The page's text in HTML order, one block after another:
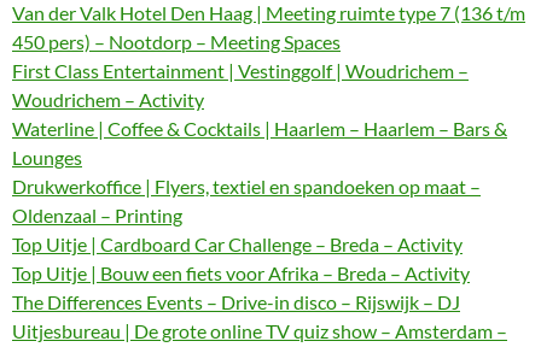
Van der Valk Hotel Den Haag | Meeting ruimte type 7 (136 t/m
450 pers) – Nootdorp – Meeting Spaces
First Class Entertainment | Vestinggolf | Woudrichem –
Woudrichem – Activity
Waterline | Coffee & Cocktails | Haarlem – Haarlem – Bars &
Lounges
Drukwerkoffice | Flyers, textiel en spandoeken op maat –
Oldenzaal – Printing
Top Uitje | Cardboard Car Challenge – Breda – Activity
Top Uitje | Bouw een fiets voor Afrika – Breda – Activity
The Differences Events – Drive-in disco – Rijswijk – DJ
Uitjesbureau | De grote online TV quiz show – Amsterdam –